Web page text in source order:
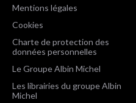
Mentions légales
Cookies
Charte de protection des
données personnelles
Le Groupe Albin Michel
Les librairies du groupe Albin
Michel